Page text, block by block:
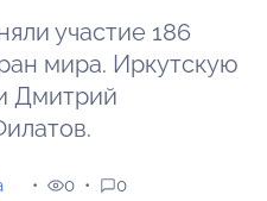
участие 186
мира. Иркутскую
Дмитрий
0 0